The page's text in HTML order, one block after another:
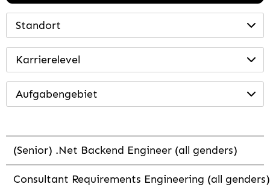
Standort
Karrierelevel
Aufgabengebiet
(Senior) .Net Backend Engineer (all genders)
Consultant Requirements Engineering (all genders)